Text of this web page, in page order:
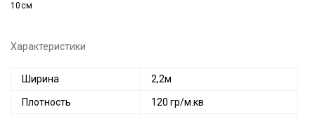
10см
Характеристики
Ширина 2,2м
Плотность 120 гр/м.кв